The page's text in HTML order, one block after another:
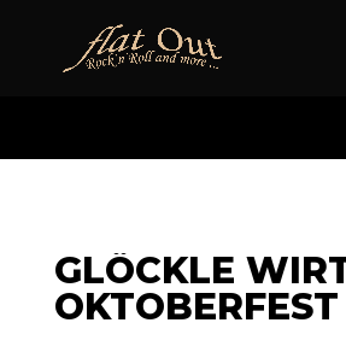
GLÖCKLE
OKTOBERFEST